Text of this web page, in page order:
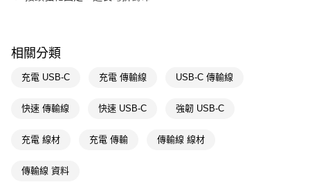
AFTEE先享後付是「在收到商品之後才付款」的支付方式。 讓您購物簡單
１．簡單：不需註冊會員、不需綁卡、不需儲值。
３．安心：先確認商品／服務後，再付款。
１．於結帳方式選擇「AFTEE先享後付」後，將跳轉至「AFTEE先享後付」
２．訂單成立數日內，您將收到繳費通知簡訊。
運送方式
宅配(廠商直送🚚)
每筆NT$100，滿NT$590(含以上)免運費
相關分類
充電 USB-C 充電 傳輸線 USB-C 傳輸線
快速 傳輸線 快速 USB-C 強韌 USB-C
充電 線材 充電 傳輸 傳輸線 線材
傳輸線 資料